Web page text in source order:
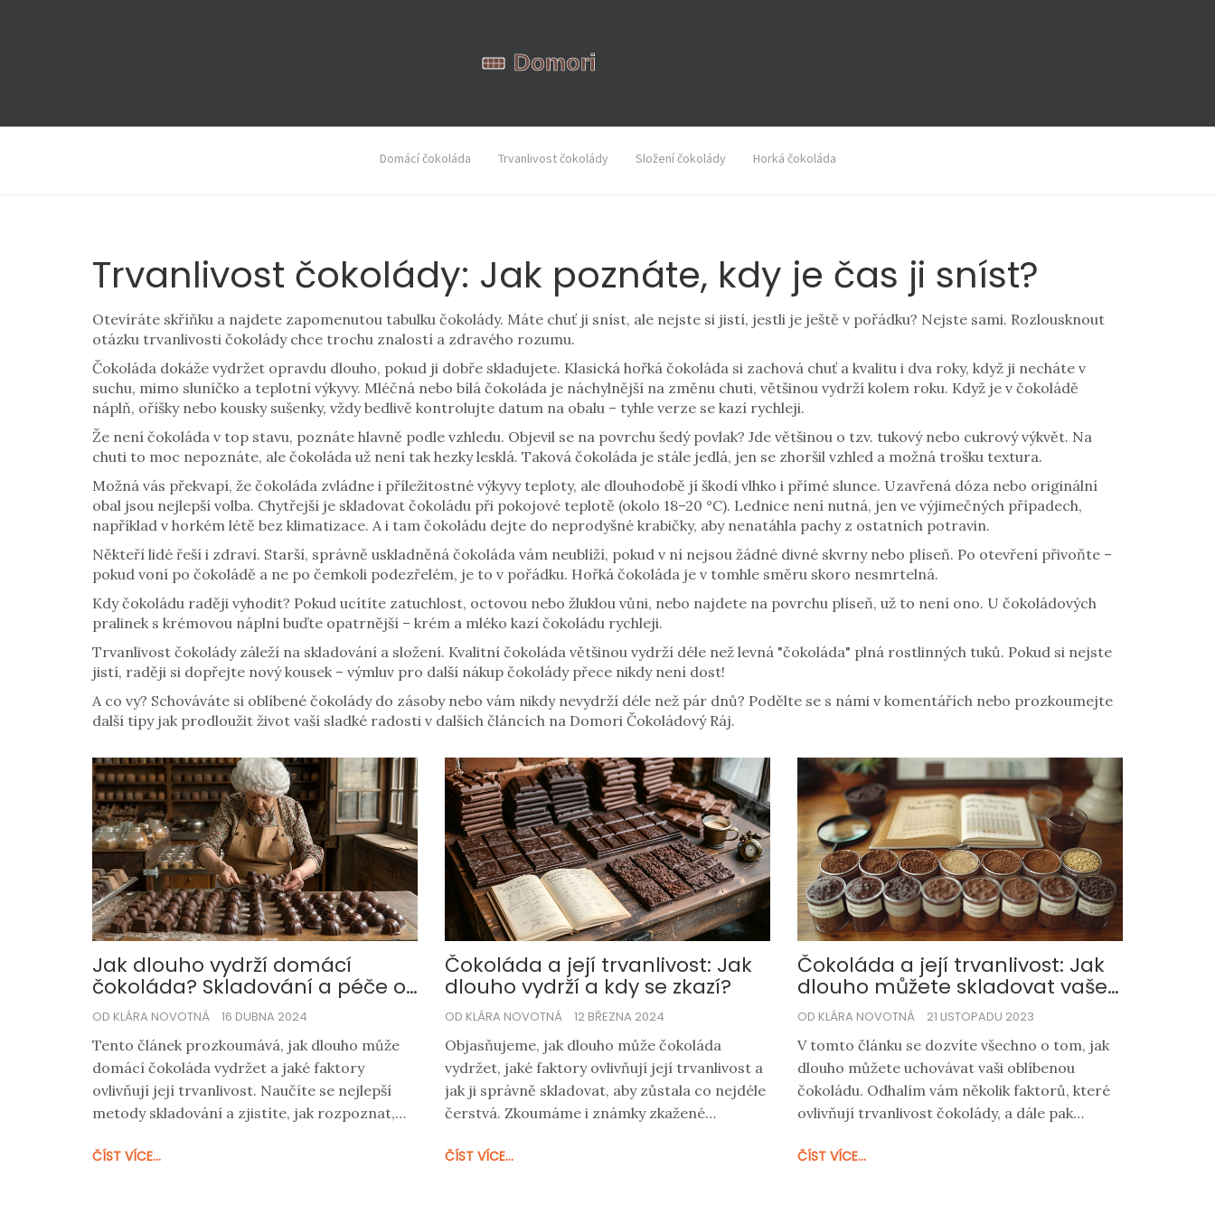
Domácí čokoláda Trvanlivost čokolády Složení čokolády Horká čokoláda
Trvanlivost čokolády: Jak poznáte, kdy je čas ji sníst?
Otevíráte skříňku a najdete zapomenutou tabulku čokolády. Máte chuť ji sníst, ale nejste si jistí, jestli je ještě v pořádku? Nejste sami. Rozlousknout
otázku trvanlivosti čokolády chce trochu znalostí a zdravého rozumu.
Čokoláda dokáže vydržet opravdu dlouho, pokud ji dobře skladujete. Klasická hořká čokoláda si zachová chuť a kvalitu i dva roky, když ji necháte v
suchu, mimo sluníčko a teplotní výkyvy. Mléčná nebo bílá čokoláda je náchylnější na změnu chuti, většinou vydrží kolem roku. Když je v čokoládě
náplň, oříšky nebo kousky sušenky, vždy bedlivě kontrolujte datum na obalu – tyhle verze se kazí rychleji.
Že není čokoláda v top stavu, poznáte hlavně podle vzhledu. Objevil se na povrchu šedý povlak? Jde většinou o tzv. tukový nebo cukrový výkvět. Na
chuti to moc nepoznáte, ale čokoláda už není tak hezky lesklá. Taková čokoláda je stále jedlá, jen se zhoršil vzhled a možná trošku textura.
Možná vás překvapí, že čokoláda zvládne i příležitostné výkyvy teploty, ale dlouhodobě jí škodí vlhko i přímé slunce. Uzavřená dóza nebo originální
obal jsou nejlepší volba. Chytřejší je skladovat čokoládu při pokojové teplotě (okolo 18–20 °C). Lednice není nutná, jen ve výjimečných případech,
například v horkém létě bez klimatizace. A i tam čokoládu dejte do neprodyšné krabičky, aby nenatáhla pachy z ostatních potravin.
Někteří lidé řeší i zdraví. Starší, správně uskladněná čokoláda vám neublíží, pokud v ní nejsou žádné divné skvrny nebo plíseň. Po otevření přivoňte –
pokud voní po čokoládě a ne po čemkoli podezřelém, je to v pořádku. Hořká čokoláda je v tomhle směru skoro nesmrtelná.
Kdy čokoládu raději vyhodit? Pokud ucítíte zatuchlost, octovou nebo žluklou vůni, nebo najdete na povrchu plíseň, už to není ono. U čokoládových
pralinek s krémovou náplní buďte opatrnější – krém a mléko kazí čokoládu rychleji.
Trvanlivost čokolády záleží na skladování a složení. Kvalitní čokoláda většinou vydrží déle než levná "čokoláda" plná rostlinných tuků. Pokud si nejste
jistí, raději si dopřejte nový kousek – výmluv pro další nákup čokolády přece nikdy není dost!
A co vy? Schováváte si oblíbené čokolády do zásoby nebo vám nikdy nevydrží déle než pár dnů? Podělte se s námi v komentářích nebo prozkoumejte
další tipy jak prodloužit život vaší sladké radosti v dalších článcích na Domori Čokoládový Ráj.
Jak dlouho vydrží domácí
čokoláda? Skladování a péče o
čokoládové pochoutky
OD KLÁRA NOVOTNÁ 16 DUBNA 2024
Tento článek prozkoumává, jak dlouho může
domácí čokoláda vydržet a jaké faktory
ovlivňují její trvanlivost. Naučíte se nejlepší
metody skladování a zjistíte, jak rozpoznat,
také několik tipů, jak prodloužit životnost
ČÍST VÍCE...
Čokoláda a její trvanlivost: Jak
dlouho vydrží a kdy se zkazí?
OD KLÁRA NOVOTNÁ 12 BŘEZNA 2024
Objasňujeme, jak dlouho může čokoláda
vydržet, jaké faktory ovlivňují její trvanlivost a
jak ji správně skladovat, aby zůstala co nejdéle
čerstvá. Zkoumáme i známky zkažené
můžete jíst a kdy už raději ne.
ČÍST VÍCE...
Čokoláda a její trvanlivost: Jak
dlouho můžete skladovat vaše
sladké pokušení?
OD KLÁRA NOVOTNÁ 21 LISTOPADU 2023
V tomto článku se dozvíte všechno o tom, jak
dlouho můžete uchovávat vaši oblíbenou
čokoládu. Odhalím vám několik faktorů, které
ovlivňují trvanlivost čokolády, a dále pak
Zjistíte, jak rozlišit, zda je čokoláda ještě dobrá
ČÍST VÍCE...